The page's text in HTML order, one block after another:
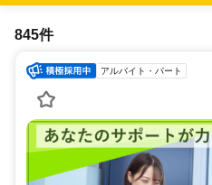
845件
アルバイト・パート